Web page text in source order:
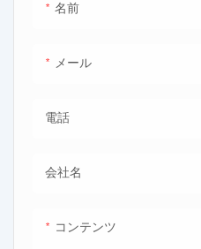
名前
メール
電話
会社名
コンテンツ